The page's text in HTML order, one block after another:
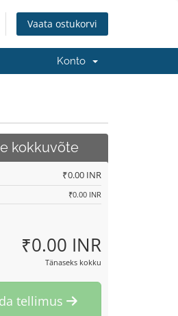
Vaata ostukorvi
Konto
kokkuvõte
₹0.00 INR
₹0.00 INR
₹0.00 INR
Tänaseks kokku
tellimus